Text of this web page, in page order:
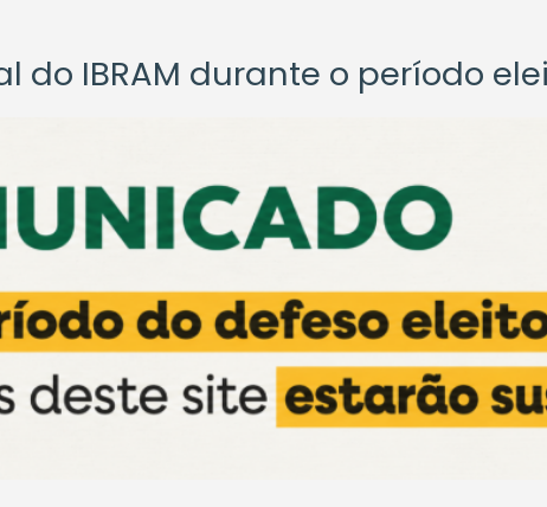
IBRAM durante o período